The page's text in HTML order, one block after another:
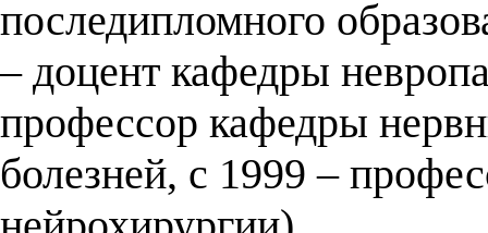
последипломного
– доцент кафедры
профессор кафедры
болезней, с 1999 –